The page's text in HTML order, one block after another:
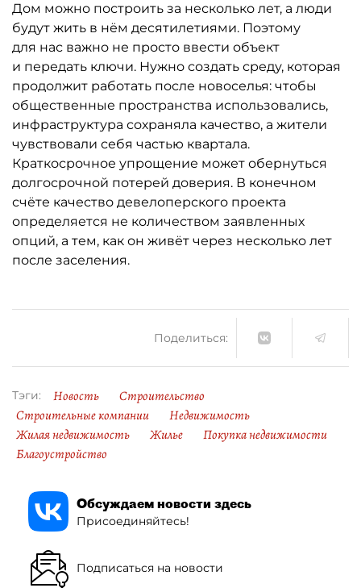
Дом можно построить за несколько лет, а люди
будут жить в нём десятилетиями. Поэтому
для нас важно не просто ввести объект
и передать ключи. Нужно создать среду, которая
продолжит работать после новоселья: чтобы
общественные пространства использовались,
инфраструктура сохраняла качество, а жители
чувствовали себя частью квартала.
Краткосрочное упрощение может обернуться
долгосрочной потерей доверия. В конечном
счёте качество девелоперского проекта
определяется не количеством заявленных
опций, а тем, как он живёт через несколько лет
после заселения.
Поделиться:
Тэги: Новость
Строительство
Строительные компании
Недвижимость
Жилая недвижимость
Жилье
Покупка недвижимости
Благоустройство
Обсуждаем новости здесь
Присоединяйтесь!
Подписаться на новости